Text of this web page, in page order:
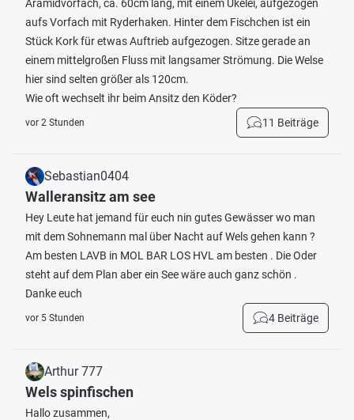
Aramidvorfach, ca. 60cm lang, mit einem Ukelei, aufgezogen
aufs Vorfach mit Ryderhaken. Hinter dem Fischchen ist ein
Stück Kork für etwas Auftrieb aufgezogen. Sitze gerade an
einem mittelgroßen Fluss mit langsamer Strömung. Die Welse
hier sind selten größer als 120cm.
Wie oft wechselt ihr beim Ansitz den Köder?
vor 2 Stunden 11 Beiträge
Sebastian0404
Walleransitz am see
Hey Leute hat jemand für euch nin gutes Gewässer wo man
mit dem Sohnemann mal über Nacht auf Wels gehen kann ?
Am besten LAVB in MOL BAR LOS HVL am besten . Die Oder
steht auf dem Plan aber ein See wäre auch ganz schön .
Danke euch
vor 5 Stunden 4 Beiträge
Arthur 777
Wels spinfischen
Hallo zusammen,